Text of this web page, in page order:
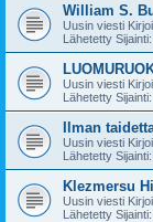
William S.
Uusin viesti
Lähetetty Sijainti:
Uusin viesti
Lähetetty Sijainti:
Ilman
Uusin viesti
Lähetetty Sijainti:
Klezmersu
Uusin viesti
Lähetetty Sijainti: